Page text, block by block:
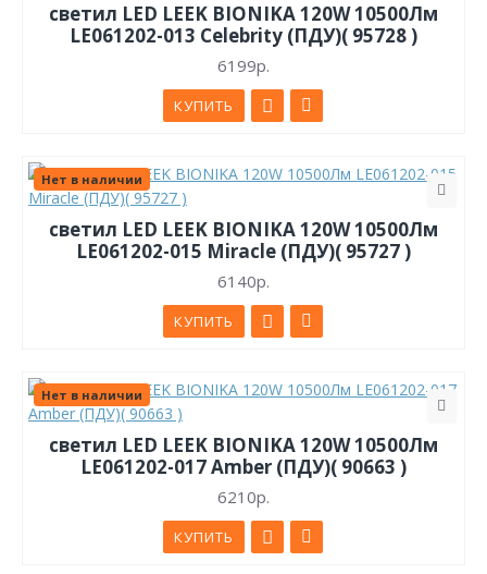
светил LED LEEK BIONIKA 120W 10500Лм
LE061202-013 Celebrity (ПДУ)( 95728 )
6199р.
КУПИТЬ
Нет в наличии
светил LED LEEK BIONIKA 120W 10500Лм
LE061202-015 Miracle (ПДУ)( 95727 )
6140р.
КУПИТЬ
Нет в наличии
светил LED LEEK BIONIKA 120W 10500Лм
LE061202-017 Amber (ПДУ)( 90663 )
6210р.
КУПИТЬ